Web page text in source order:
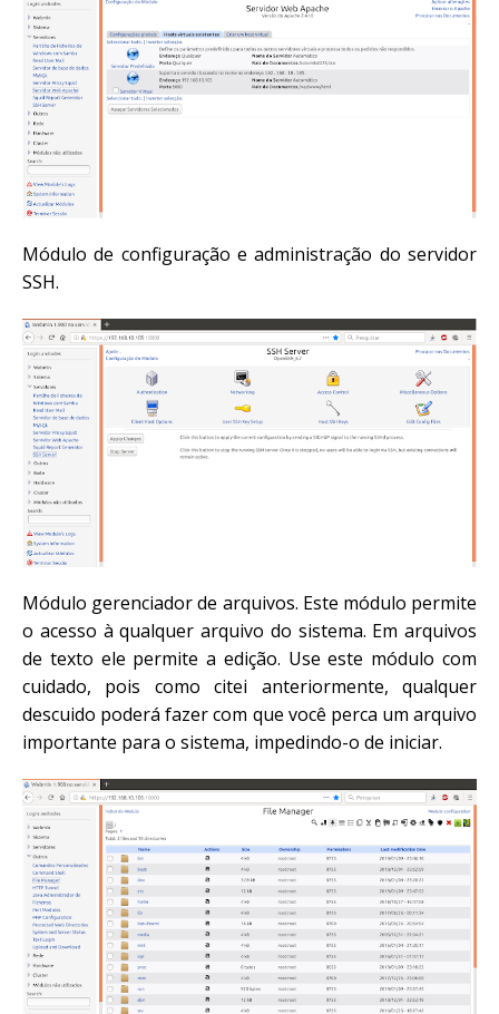
Módulo de configuração e administração do servidor
SSH.
Módulo gerenciador de arquivos. Este módulo permite
o acesso à qualquer arquivo do sistema. Em arquivos
de texto ele permite a edição. Use este módulo com
cuidado, pois como citei anteriormente, qualquer
descuido poderá fazer com que você perca um arquivo
importante para o sistema, impedindo-o de iniciar.